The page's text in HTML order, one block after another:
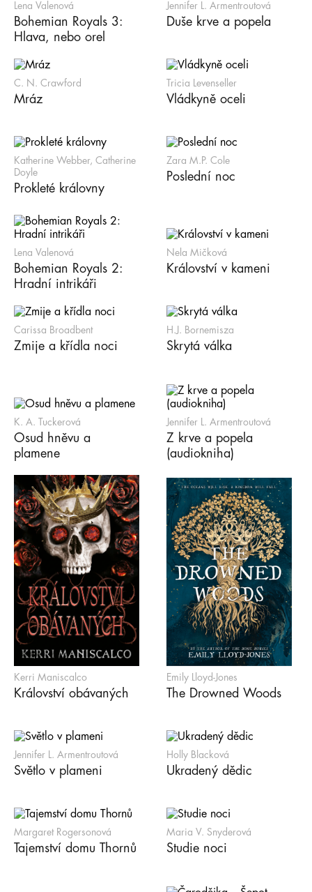
Lena Valenová
Bohemian Royals 3:
Hlava, nebo orel
Jennifer L. Armentroutová
Duše krve a popela
C. N. Crawford
Mráz
Tricia Levenseller
Vládkyně oceli
Katherine Webber, Catherine
Doyle
Prokleté královny
Zara M.P. Cole
Poslední noc
Lena Valenová
Bohemian Royals 2:
Hradní intrikáři
Nela Mičková
Království v kameni
Carissa Broadbent
Zmije a křídla noci
H.J. Bornemisza
Skrytá válka
K. A. Tuckerová
Osud hněvu a
plamene
Jennifer L. Armentroutová
Z krve a popela
(audiokniha)
Kerri Maniscalco
Království obávaných
Emily Lloyd-Jones
The Drowned Woods
Jennifer L. Armentroutová
Světlo v plameni
Holly Blacková
Ukradený dědic
Margaret Rogersonová
Tajemství domu Thornů
Maria V. Snyderová
Studie noci